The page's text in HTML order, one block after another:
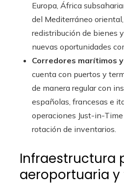
Europa, África
del Mediterráneo
redistribución de bienes
nuevas oportunidades
Corredores marítimos
cuenta con puertos y
de manera regular con
españolas, francesas e
operaciones Just-in-
rotación de inventarios.
Infraestructura
aeroportuaria y